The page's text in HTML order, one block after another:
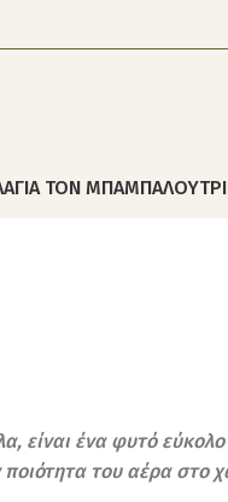
ΓΙΑ ΤΟΝ ΜΠΑΜΠΑ
είναι ένα φυτό
του αέρα στο